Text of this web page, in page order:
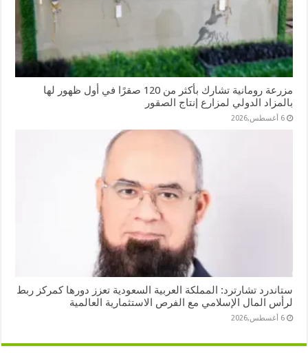
مزرعة رومانية تشارك بأكثر من 120 صقرًا في أول ظهور لها
بالمزاد الدولي لمزارع إنتاج الصقور
6 أغسطس,2026
ستاندرد تشارترد: المملكة العربية السعودية تعزز دورها كمركز ربط
لرأس المال الإسلامي مع الفرص الاستثمارية العالمية
6 أغسطس,2026